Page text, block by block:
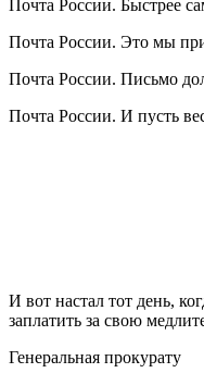
Почта России. Быстрее
Почта России. Это мы
Почта России. Письмо
Почта России. И пусть
И вот настал тот день,
заплатить за свою
Генеральная прокурату